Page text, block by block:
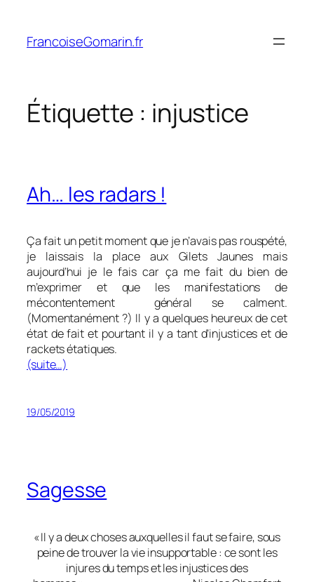
contenu
FrancoiseGomarin.fr
Étiquette : injustice
Ah… les radars !
Ça fait un petit moment que je n’avais pas rouspété,
je laissais la place aux Gilets Jaunes mais
aujourd’hui je le fais car ça me fait du bien de
m’exprimer et que les manifestations de
mécontentement général se calment.
(Momentanément ?) Il y a quelques heureux de cet
état de fait et pourtant iI y a tant d’injustices et de
rackets étatiques.
(suite…)
19/05/2019
Sagesse
« Il y a deux choses auxquelles il faut se faire, sous
peine de trouver la vie insupportable : ce sont les
injures du temps et les injustices des